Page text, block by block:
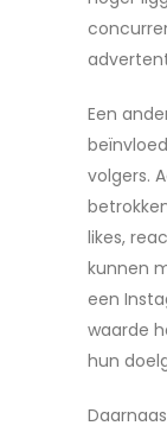
Een
volgers.
likes,
kunnen
een
waarde
hun